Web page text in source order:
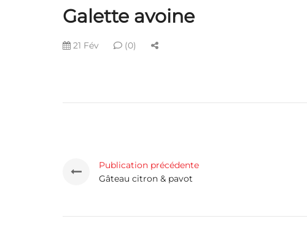
Galette avoine
21 Fév (0)
Publication précédente
Gâteau citron & pavot